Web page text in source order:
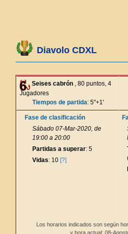
Diavolo CDXL
Seises cabrón , 80 puntos, 4
Jugadores
Tiempos de partida: 5"+1'
Fase de clasificación
Sábado 07-Mar-2020, de
19:00 a 20:00
Partidas a superar: 5
Vidas: 10 [?]
Los horarios indicados son según
y hora actual: 08-